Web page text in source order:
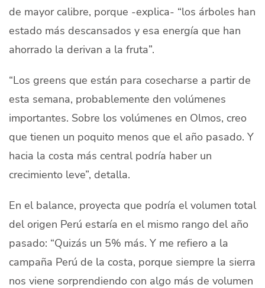
de mayor calibre, porque -explica- “los árboles han
estado más descansados y esa energía que han
ahorrado la derivan a la fruta”.
“Los greens que están para cosecharse a partir de
esta semana, probablemente den volúmenes
importantes. Sobre los volúmenes en Olmos, creo
que tienen un poquito menos que el año pasado. Y
hacia la costa más central podría haber un
crecimiento leve”, detalla.
En el balance, proyecta que podría el volumen total
del origen Perú estaría en el mismo rango del año
pasado: “Quizás un 5% más. Y me refiero a la
campaña Perú de la costa, porque siempre la sierra
nos viene sorprendiendo con algo más de volumen